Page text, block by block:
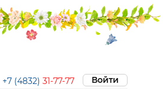
+7 (4832) 31-77-77 Войти